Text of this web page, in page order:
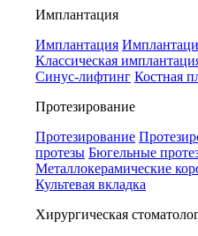
Имплантация
Имплантация
Классическая
Синус-лифтинг Костная
Протезирование
Протезирование
протезы Бюгельные
Металлокерамические
Культевая вкладка
Хирургическая